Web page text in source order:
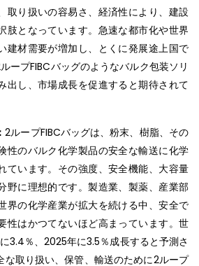
取り扱いの容易さ、経済性により、建設
肢となっています。急速な都市化や世界
建材需要が増加し、とくに発展途上国で
ープFIBCバッグのようなバルク包装ソリ
出し、市場成長を促進すると期待されて
2ループFIBCバッグは、粉末、樹脂、その
性のバルク化学製品の安全な輸送に化学
ています。その強度、安全機能、大容量
野に理想的です。製造業、製薬、産業部
界の化学産業が拡大を続ける中、安全で
性はかつてないほど高まっています。世
3.4％、2025年に3.5％成長すると予測さ
な取り扱い、保管、輸送のために2ループ